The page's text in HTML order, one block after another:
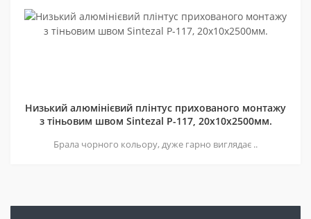
Низький алюмінієвий плінтус прихованого монтажу
з тіньовим швом Sintezal P-117, 20х10х2500мм.
Брала чорного кольору, дуже гарно виглядає ..